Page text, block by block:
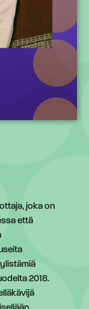
joka on
että
2018.